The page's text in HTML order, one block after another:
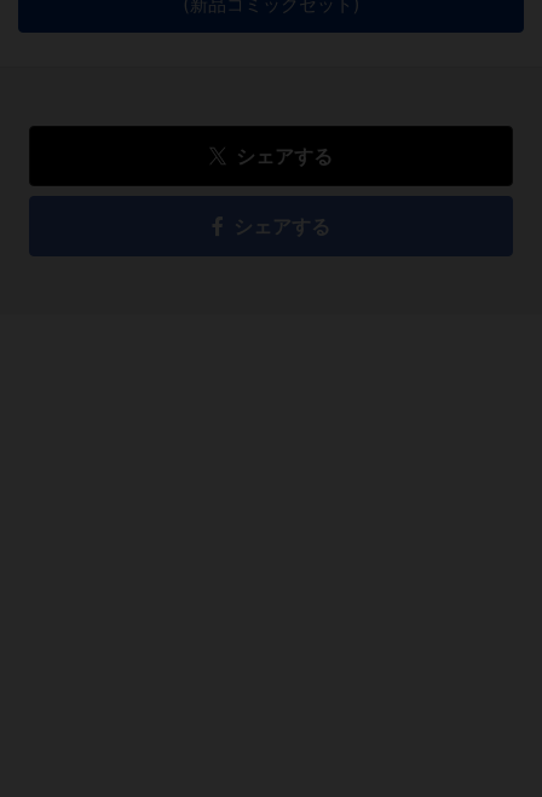
シェアする
シェアする